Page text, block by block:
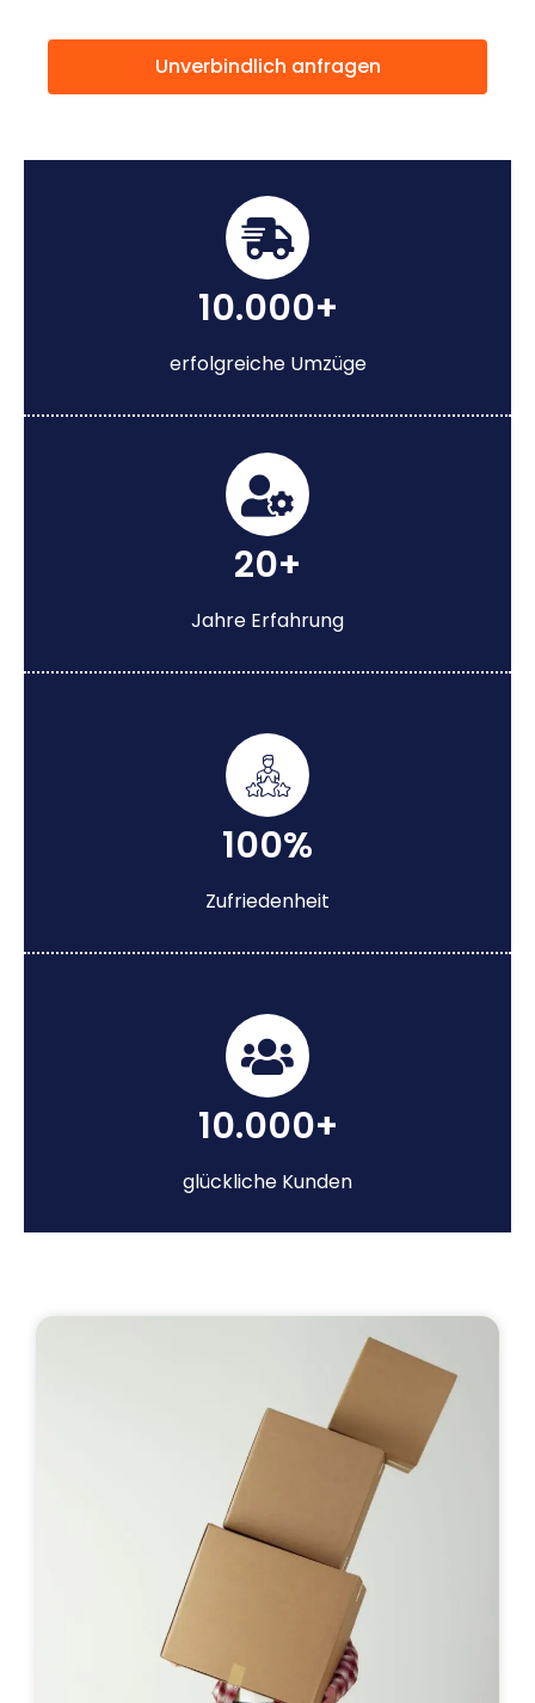
Unverbindlich anfragen
10.000+
erfolgreiche Umzüge
20+
Jahre Erfahrung
100%
Zufriedenheit
10.000+
glückliche Kunden